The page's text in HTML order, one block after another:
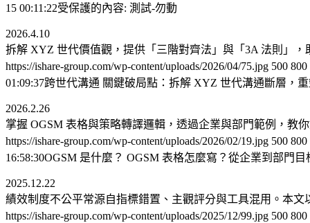
15 00:11:22受保護的內容: 測試-勿動
2026.4.10
拆解 XYZ 世代價值觀，提供「三階對齊法」與「3A 法則」
https://ishare-group.com/wp-content/uploads/2026/04/75.jpg 500 800
01:09:37跨世代溝通 關鍵破局點：拆解 XYZ 世代溝通斷層，
2026.2.26
掌握 OGSM 表格與策略轉譯邏輯，透過企業與部門範例，教
https://ishare-group.com/wp-content/uploads/2026/02/19.jpg 500 800
16:58:30OGSM 是什麼？ OGSM 表格怎麼寫？從企業到部門
2025.12.22
績效制度不公平常源自指標錯置、主觀評分與工具混用。本
https://ishare-group.com/wp-content/uploads/2025/12/99.jpg 500 800